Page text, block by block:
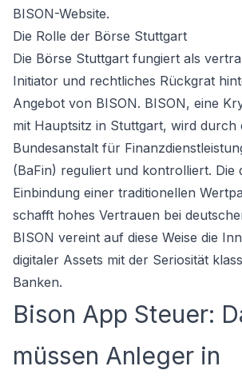
BISON-Website.
Die Rolle der Börse Stuttgart
Die Börse Stuttgart fungiert als
Initiator und rechtliches Rückgrat
Angebot von BISON. BISON, eine
mit Hauptsitz in Stuttgart, wird durch
Bundesanstalt für
(BaFin) reguliert und kontrolliert. Die
Einbindung einer traditionellen
schafft hohes Vertrauen bei
BISON vereint auf diese Weise die
digitaler Assets mit der Seriosität
Banken.
Bison App Steuer:
müssen Anleger in